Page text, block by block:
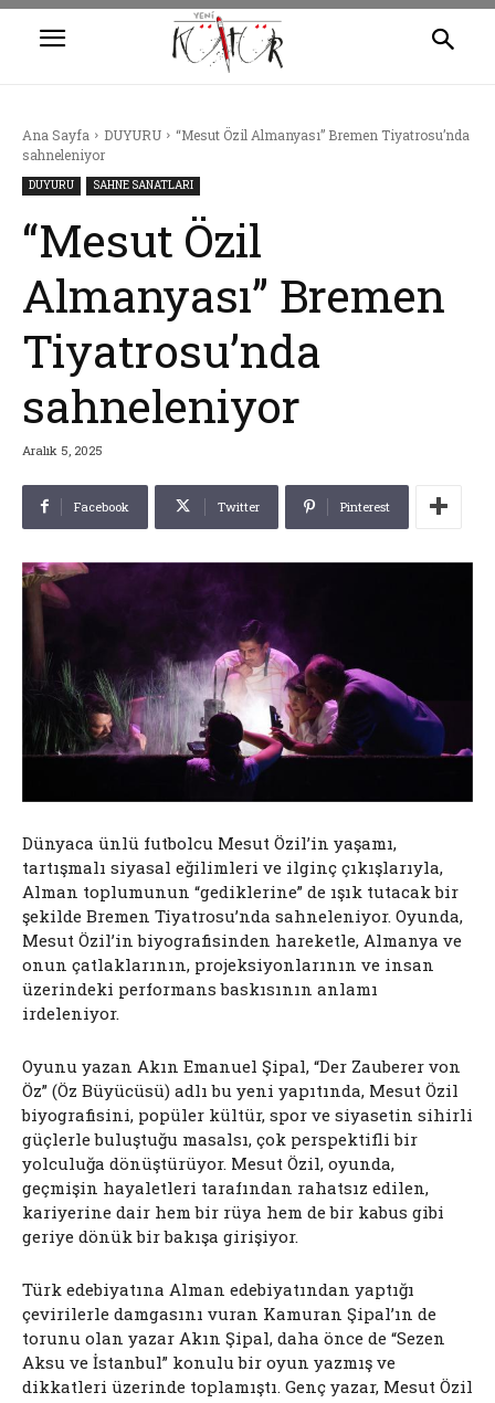
Ana Sayfa DUYURU
“Mesut Özil Almanyası” Bremen Tiyatrosu’nda
sahneleniyor
DUYURU SAHNE SANATLARI
“Mesut Özil
Almanyası” Bremen
Tiyatrosu’nda
sahneleniyor
Aralık 5, 2025
Facebook Twitter Pinterest
Dünyaca ünlü futbolcu Mesut Özil’in yaşamı,
tartışmalı siyasal eğilimleri ve ilginç çıkışlarıyla,
Alman toplumunun “gediklerine” de ışık tutacak bir
şekilde Bremen Tiyatrosu’nda sahneleniyor. Oyunda,
Mesut Özil’in biyografisinden hareketle, Almanya ve
onun çatlaklarının, projeksiyonlarının ve insan
üzerindeki performans baskısının anlamı
irdeleniyor.
Oyunu yazan Akın Emanuel Şipal, “Der Zauberer von
Öz” (Öz Büyücüsü) adlı bu yeni yapıtında, Mesut Özil
biyografisini, popüler kültür, spor ve siyasetin sihirli
güçlerle buluştuğu masalsı, çok perspektifli bir
yolculuğa dönüştürüyor. Mesut Özil, oyunda,
geçmişin hayaletleri tarafından rahatsız edilen,
kariyerine dair hem bir rüya hem de bir kabus gibi
geriye dönük bir bakışa girişiyor.
Türk edebiyatına Alman edebiyatından yaptığı
çevirilerle damgasını vuran Kamuran Şipal’ın de
torunu olan yazar Akın Şipal, daha önce de “Sezen
Aksu ve İstanbul” konulu bir oyun yazmış ve
dikkatleri üzerinde toplamıştı. Genç yazar, Mesut Özil